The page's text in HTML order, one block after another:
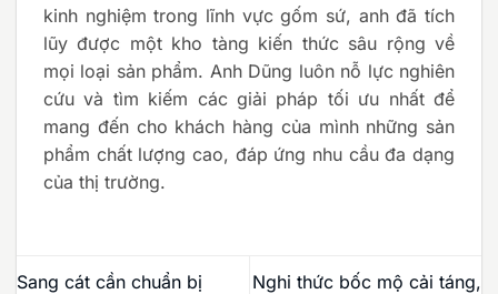
kinh nghiệm trong lĩnh vực gốm sứ, anh đã tích
lũy được một kho tàng kiến thức sâu rộng về
mọi loại sản phẩm. Anh Dũng luôn nỗ lực nghiên
cứu và tìm kiếm các giải pháp tối ưu nhất để
mang đến cho khách hàng của mình những sản
phẩm chất lượng cao, đáp ứng nhu cầu đa dạng
của thị trường.
Sang cát cần chuẩn bị
Nghi thức bốc mộ cải táng,